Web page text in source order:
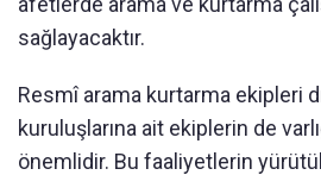
sağlayacaktır.
Resmî arama kurtarma ekipleri
kuruluşlarına ait ekiplerin de
önemlidir. Bu faaliyetlerin